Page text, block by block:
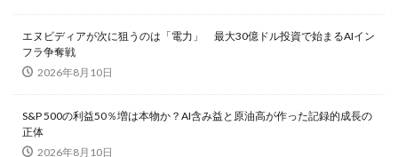
エヌビディアが次に狙うのは「電力」 最大30億ドル投資で始まるAIイン
フラ争奪戦
2026年8月10日
S&P 500の利益50％増は本物か？AI含み益と原油高が作った記録的成長の
正体
2026年8月10日